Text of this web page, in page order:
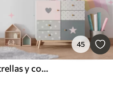
45
Colorido arco iris con estrellas y corazones al estilo escandinavo